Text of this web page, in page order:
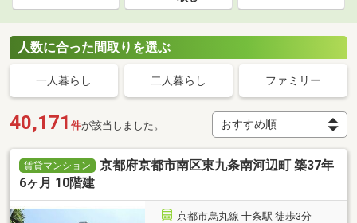
人数に合った間取りを選ぶ
一人暮らし 二人暮らし ファミリー
40,171 件が該当しました。
賃貸マンション
京都府京都市南区東九条南河辺町 築37年
6ヶ月 10階建
京都市烏丸線 十条駅 徒歩3分